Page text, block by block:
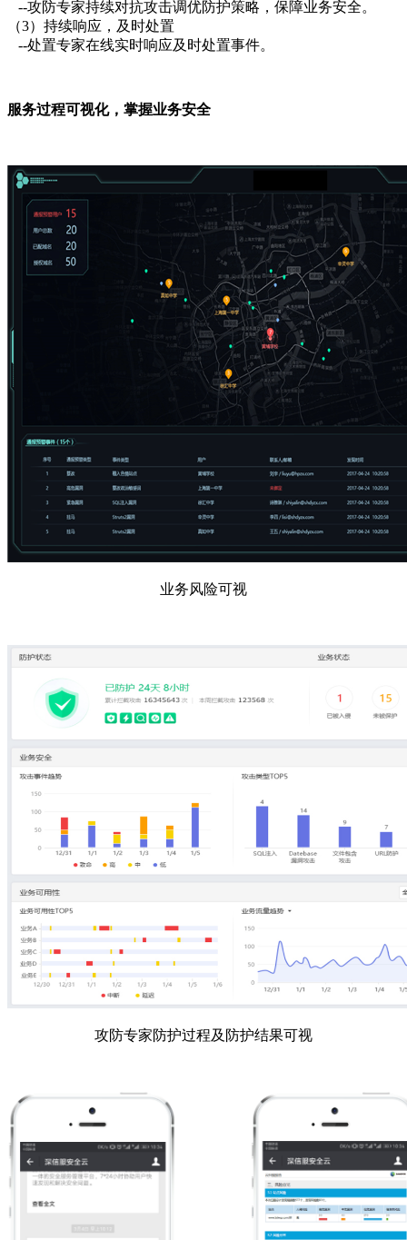
--攻防专家持续对抗攻击调优防护策略，保障业务安全。
（3）持续响应，及时处置
--处置专家在线实时响应及时处置事件。
服务过程可视化，掌握业务安全
业务风险可视
攻防专家防护过程及防护结果可视